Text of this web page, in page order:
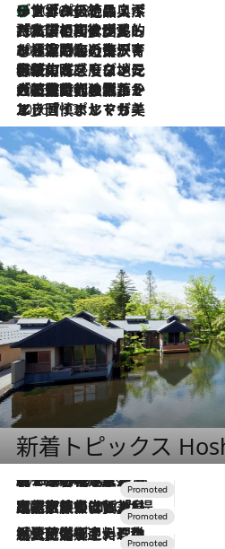
2026.8.8
リスボンの絶品スイーツ「パステル・デ・ナタ」とは？ポルトガル伝統の奥深い世界へ
2026.7.27
「私の祖国はポルトガル語です」国民的詩人フェルナンド・ペソアと、彼が愛した文学の街を歩く
2026.7.26
ポルトガル近海が育む極上の海の幸。キリリと冷えた白ワインと愉しむ、シーフード専門店の贅沢
2026.7.22
伝統の味をモダンに昇華。高感度な地元客が集う、リスボンの最旬ガストロノミー
2026.7.21
大航海時代の栄華から、震災、独裁、そして革命へ。ポルトガル・首都リスボンの石畳に刻まれた「歴史の光と影」
2026.7.13
エッセイ・ヤマザキマリ「慎ましくも美しき国 ポルトガル」
新着トピックス
2026.8.7
【トンボの足水浴】ヒノキの香りに包まれて涼感マックス！約13℃の湧水かけ流しを避暑地「星野温泉 トンボの湯」で体験
2026.7.31
【ホテル帰省】という選択肢をOMOが提案。家族とほどよい距離を保つには「昼は実家、夜は気兼ねなくホテルで！」
2026.7.24
【夏限定ディナーコース】旬を迎える稚鮎や花ズッキーニなどをイタリア・トスカーナの郷土料理の手法で満喫！